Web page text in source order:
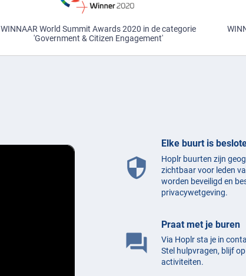
WINNAAR World Summit Awards 2020 in de categorie
'Government & Citizen Engagement'
security
Elke buurt is
Hoplr buurten zijn
zichtbaar voor leden
worden beveiligd en
privacywetgeving.
question_answer
Praat met je buren
Via Hoplr sta je in
Stel hulpvragen, blijf
activiteiten.